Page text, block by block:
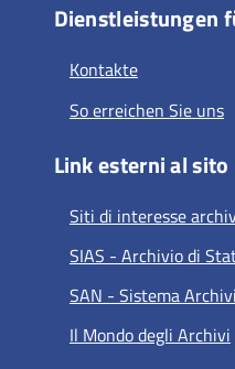
Dienstleistungen
Kontakte
So erreichen Sie uns
Link esterni al sito
Siti di interesse
SIAS - Archivio di
SAN - Sistema
Il Mondo degli Archivi